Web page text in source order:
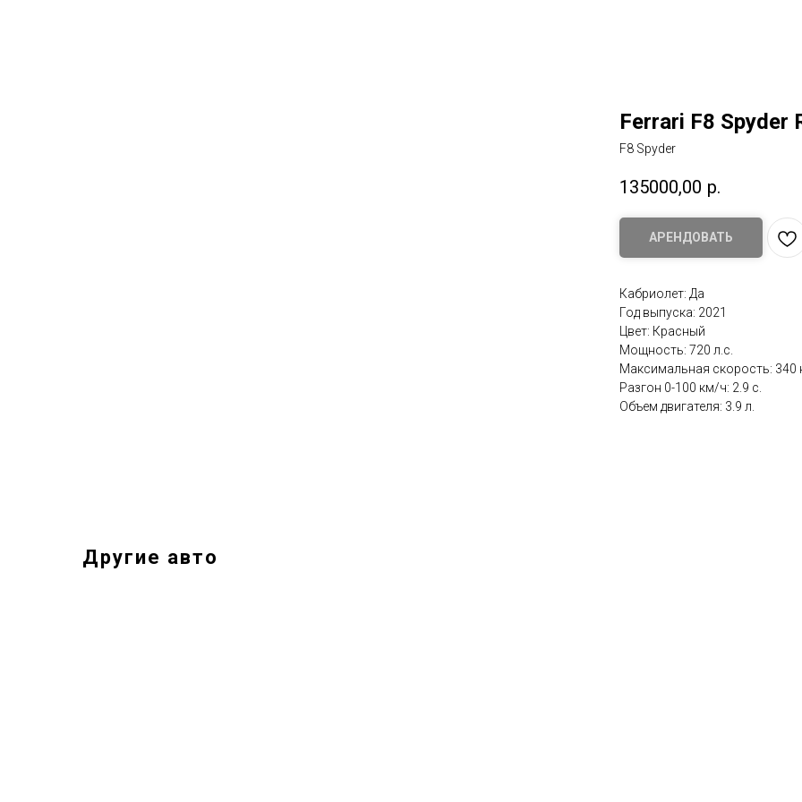
Ferrari F8 Spyder
F8 Spyder
135000,00 р.
АРЕНДОВАТЬ
Кабриолет: Да
Год выпуска: 2021
Цвет: Красный
Мощность: 720 л.с.
Максимальная скорость: 340
Разгон 0-100 км/ч: 2.9 с.
Объем двигателя: 3.9 л.
Другие авто